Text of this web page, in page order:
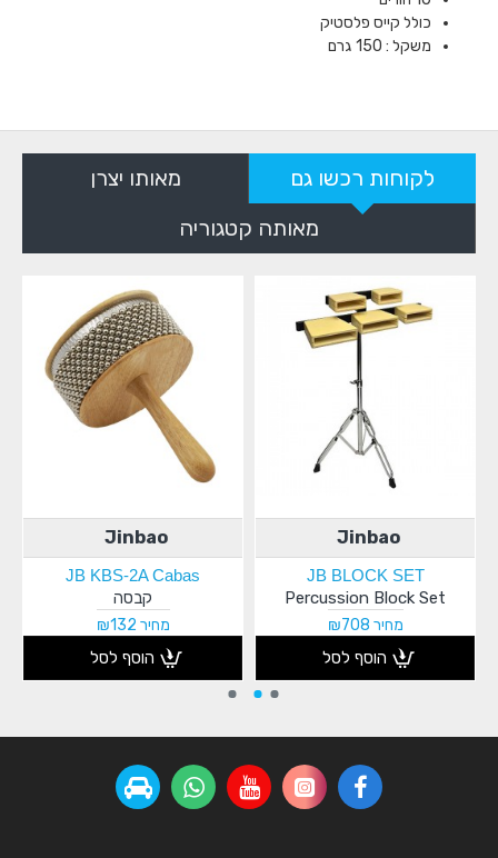
כולל קייס פלסטיק
משקל : 150 גרם
לקוחות רכשו גם
מאותו יצרן
מאותה קטגוריה
Jinbao
JB BLOCK SET
Percussion Block Set
מחיר ₪708
הוסף לסל
Jinbao
JB KBS-2A Cabas
קבסה
מחיר ₪132
הוסף לסל